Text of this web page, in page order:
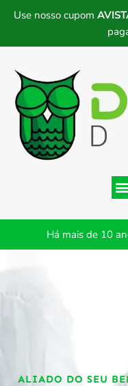
Use nosso cupom
Há mais de 10
ALIADO DO SEU